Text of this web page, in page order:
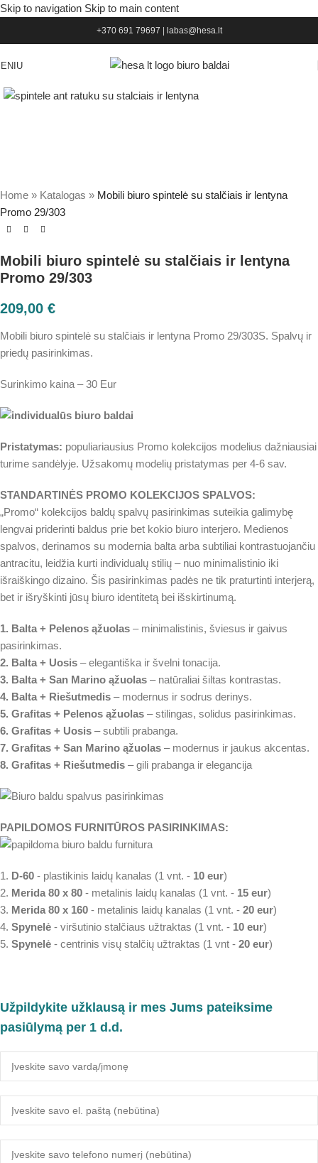
Skip to navigation Skip to main content
+370 691 79697 labas@hesa.lt
Home » Katalogas » Mobili biuro spintelė su stalčiais ir lentyna
Promo 29/303
Mobili biuro spintelė su stalčiais ir lentyna
Promo 29/303
209,00 €
Mobili biuro spintelė su stalčiais ir lentyna Promo 29/303S. Spalvų ir
priedų pasirinkimas.
Surinkimo kaina – 30 Eur
Pristatymas: populiariausius Promo kolekcijos modelius dažniausiai
turime sandėlyje. Užsakomų modelių pristatymas per 4-6 sav.
STANDARTINĖS PROMO KOLEKCIJOS SPALVOS:
„Promo“ kolekcijos baldų spalvų pasirinkimas suteikia galimybę
lengvai priderinti baldus prie bet kokio biuro interjero. Medienos
spalvos, derinamos su modernia balta arba subtiliai kontrastuojančiu
antracitu, leidžia kurti individualų stilių – nuo minimalistinio iki
išraiškingo dizaino. Šis pasirinkimas padės ne tik praturtinti interjerą,
bet ir išryškinti jūsų biuro identitetą bei išskirtinumą.
1. Balta + Pelenos ąžuolas – minimalistinis, šviesus ir gaivus
pasirinkimas.
2. Balta + Uosis – elegantiška ir švelni tonacija.
3. Balta + San Marino ąžuolas – natūraliai šiltas kontrastas.
4. Balta + Riešutmedis – modernus ir sodrus derinys.
5. Grafitas + Pelenos ąžuolas – stilingas, solidus pasirinkimas.
6. Grafitas + Uosis – subtili prabanga.
7. Grafitas + San Marino ąžuolas – modernus ir jaukus akcentas.
8. Grafitas + Riešutmedis – gili prabanga ir elegancija
PAPILDOMOS FURNITŪROS PASIRINKIMAS:
1. D-60 - plastikinis laidų kanalas (1 vnt. - 10 eur)
2. Merida 80 x 80 - metalinis laidų kanalas (1 vnt. - 15 eur)
3. Merida 80 x 160 - metalinis laidų kanalas (1 vnt. - 20 eur)
4. Spynelė - viršutinio stalčiaus užtraktas (1 vnt. - 10 eur)
5. Spynelė - centrinis visų stalčių užtraktas (1 vnt - 20 eur)
Užpildykite užklausą ir mes Jums pateiksime
pasiūlymą per 1 d.d.